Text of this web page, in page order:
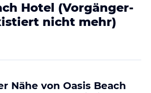
Hotel (Vorgänger-
nicht mehr)
Nähe von Oasis Beach